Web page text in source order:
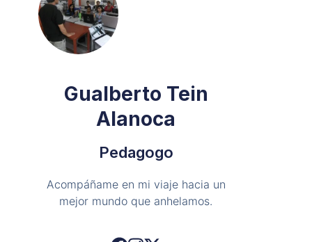
Gualberto Tein
Alanoca
Pedagogo
Acompáñame en mi viaje hacia un
mejor mundo que anhelamos.